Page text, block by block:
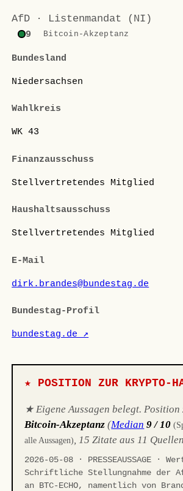
AfD · Listenmandat (NI)
9 Bitcoin-Akzeptanz
Bundesland
Niedersachsen
Wahlkreis
WK 43
Finanzausschuss
Stellvertretendes Mitglied
Haushaltsausschuss
Stellvertretendes Mitglied
E-Mail
dirk.brandes@bundestag.de
Bundestag-Profil
bundestag.de ↗
★ POSITION ZUR KRYPTO-
★ Eigene Aussagen belegt.
Bitcoin-Akzeptanz (Median 9 / 10
alle Aussagen), 15 Zitate aus 11
2026-05-08 · PRESSEAUSSAGE ·
Schriftliche Stellungnahme der
an BTC-ECHO, namentlich von